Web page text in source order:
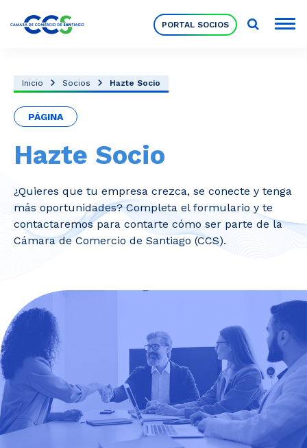
PORTAL SOCIOS
Nuestra Institución
Pilares Estratégicos
Comités de Trabajo
Noticias y Estudios
CAM Santiago
Unidades de Servicios
Inicio Socios Hazte Socio
PÁGINA
Hazte Socio
¿Quieres que tu empresa crezca, se conecte y tenga
más oportunidades? Completa el formulario y te
contactaremos para contarte cómo ser parte de la
Cámara de Comercio de Santiago (CCS).